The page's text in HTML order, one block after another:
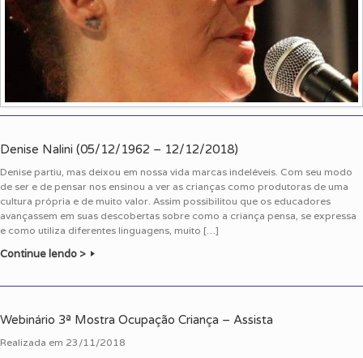
Denise Nalini (05/12/1962 – 12/12/2018)
Denise partiu, mas deixou em nossa vida marcas indeléveis. Com seu modo
de ser e de pensar nos ensinou a ver as crianças como produtoras de uma
cultura própria e de muito valor. Assim possibilitou que os educadores
avançassem em suas descobertas sobre como a criança pensa, se expressa
e como utiliza diferentes linguagens, muito […]
Continue lendo >
Webinário 3ª Mostra Ocupação Criança – Assista
Realizada em 23/11/2018